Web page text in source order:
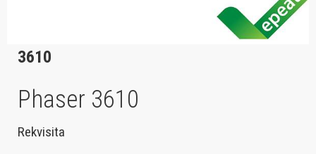
3610
Phaser 3610
Rekvisita